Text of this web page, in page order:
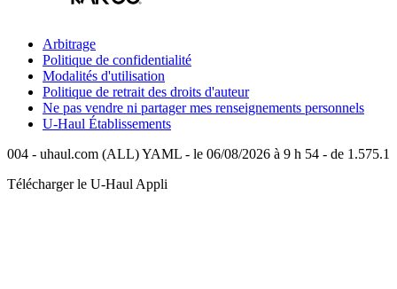
Arbitrage
Politique de confidentialité
Modalités d'utilisation
Politique de retrait des droits d'auteur
Ne pas vendre ni partager mes renseignements personnels
U-Haul Établissements
004 - uhaul.com (ALL) YAML - le 06/08/2026 à 9 h 54 - de 1.575.1
Télécharger le U-Haul Appli